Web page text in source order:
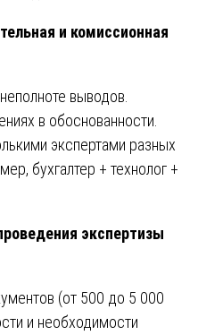
и комиссионная
выводов.
в обоснованности.
экспертами разных
бухгалтер + технолог +
экспертизы
(от 500 до 5 000
и необходимости